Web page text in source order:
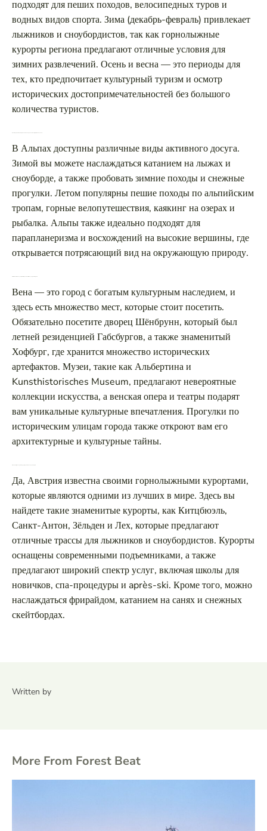
подходят для пеших походов, велосипедных туров и
водных видов спорта. Зима (декабрь-февраль) привлекает
лыжников и сноубордистов, так как горнолыжные
курорты региона предлагают отличные условия для
зимних развлечений. Осень и весна — это периоды для
тех, кто предпочитает культурный туризм и осмотр
исторических достопримечательностей без большого
количества туристов.
В Альпах доступны различные виды активного досуга.
Зимой вы можете наслаждаться катанием на лыжах и
сноуборде, а также пробовать зимние походы и снежные
прогулки. Летом популярны пешие походы по альпийским
тропам, горные велопутешествия, каякинг на озерах и
рыбалка. Альпы также идеально подходят для
парапланеризма и восхождений на высокие вершины, где
открывается потрясающий вид на окружающую природу.
Вена — это город с богатым культурным наследием, и
здесь есть множество мест, которые стоит посетить.
Обязательно посетите дворец Шёнбрунн, который был
летней резиденцией Габсбургов, а также знаменитый
Хофбург, где хранится множество исторических
артефактов. Музеи, такие как Альбертина и
Kunsthistorisches Museum, предлагают невероятные
коллекции искусства, а венская опера и театры подарят
вам уникальные культурные впечатления. Прогулки по
историческим улицам города также откроют вам его
архитектурные и культурные тайны.
Да, Австрия известна своими горнолыжными курортами,
которые являются одними из лучших в мире. Здесь вы
найдете такие знаменитые курорты, как Китцбюэль,
Санкт-Антон, Зёльден и Лех, которые предлагают
отличные трассы для лыжников и сноубордистов. Курорты
оснащены современными подъемниками, а также
предлагают широкий спектр услуг, включая школы для
новичков, спа-процедуры и après-ski. Кроме того, можно
наслаждаться фрирайдом, катанием на санях и снежных
скейтбордах.
Written by
More From Forest Beat